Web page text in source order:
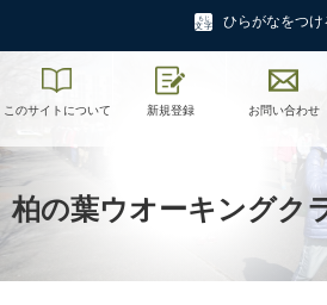
ひらがなをつけ
このサイトについて 新規登録 お問い合わせ
柏の葉ウオーキングク